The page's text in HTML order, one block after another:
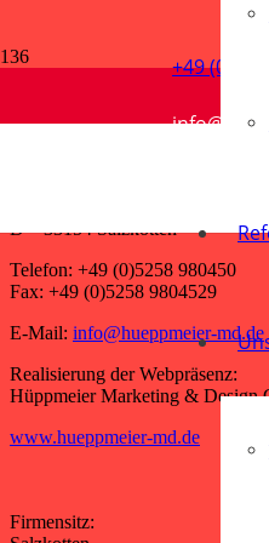
+49 (0)
D – 33154 Salzkotten
Telefon: +49 (0)5258 980450
Fax: +49 (0)5258 9804529
E-Mail: info@hueppmeier-md.de
Realisierung der Webpräsenz:
Hüppmeier Marketing & Design
www.hueppmeier-md.de
Firmensitz: